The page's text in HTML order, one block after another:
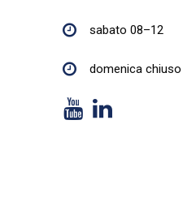
sabato 08–12
domenica chiuso